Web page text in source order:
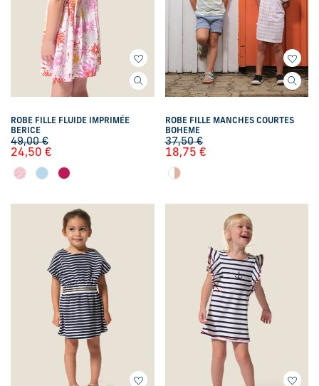
ROBE FILLE FLUIDE IMPRIMÉE
BERICE
49,00€
24,50 €
ROBE FILLE MANCHES COURTES
BOHEME
37,50€
18,75 €